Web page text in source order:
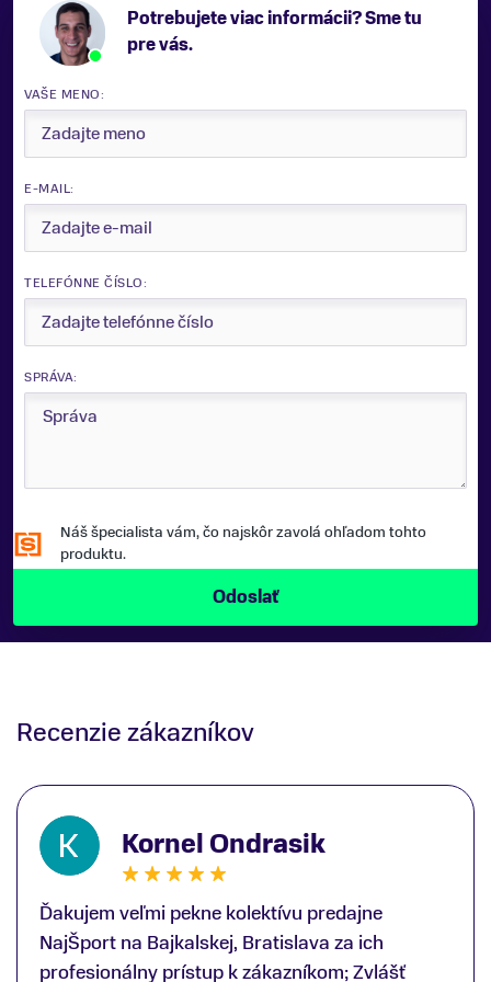
Potrebujete viac informácii? Sme tu
pre vás.
VAŠE MENO:
E-MAIL:
TELEFÓNNE ČÍSLO:
SPRÁVA:
Náš špecialista vám, čo najskôr zavolá ohľadom tohto
produktu.
Recenzie zákazníkov
Kornel Ondrasik
Ďakujem veľmi pekne kolektívu predajne
NajŠport na Bajkalskej, Bratislava za ich
profesionálny prístup k zákazníkom; Zvlášť